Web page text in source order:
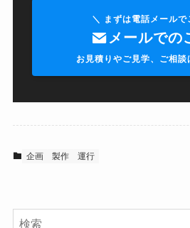
＼ まずは電話メールで
メールでの
お見積りやご見学、ご相談
企画 製作 運行